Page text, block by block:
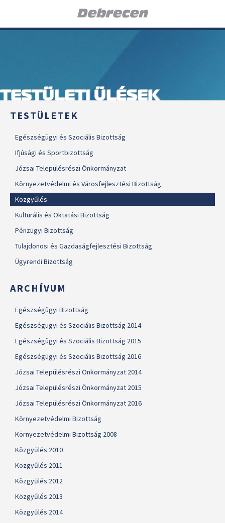
TESTÜLETI ÜLÉSEK
TESTÜLETEK
Egészségügyi és Szociális Bizottság
Ifjúsági és Sportbizottság
Józsai Településrészi Önkormányzat
Környezetvédelmi és Városfejlesztési Bizottság
Közgyűlés
Kulturális és Oktatási Bizottság
Pénzügyi Bizottság
Tulajdonosi és Gazdaságfejlesztési Bizottság
Ügyrendi Bizottság
ARCHÍVUM
Egészségügyi Bizottság
Egészségügyi és Szociális Bizottság 2014
Egészségügyi és Szociális Bizottság 2015
Egészségügyi és Szociális Bizottság 2016
Józsai Településrészi Önkormányzat 2014
Józsai Településrészi Önkormányzat 2015
Józsai Településrészi Önkormányzat 2016
Környezetvédelmi Bizottság
Környezetvédelmi Bizottság 2008
Közgyűlés 2010
Közgyűlés 2011
Közgyűlés 2012
Közgyűlés 2013
Közgyűlés 2014